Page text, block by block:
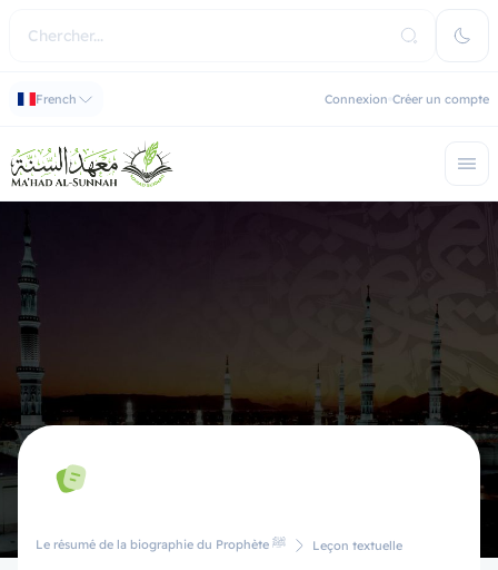
French Connexion Créer un compte
Le résumé de la biographie du Prophète ﷺ Leçon textuelle